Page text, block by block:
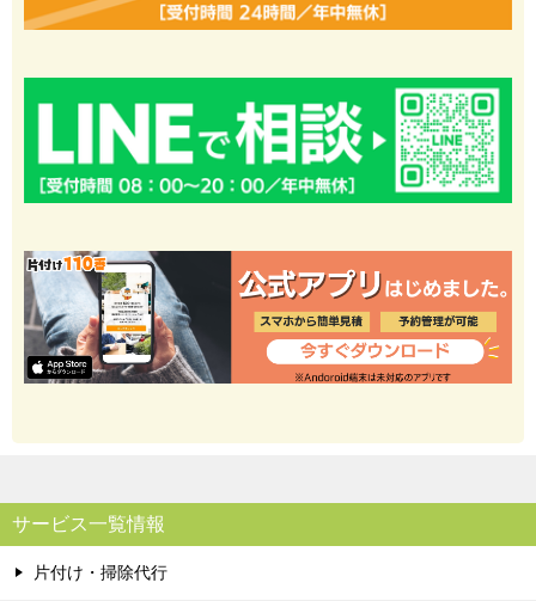
サービス一覧情報
片付け・掃除代行